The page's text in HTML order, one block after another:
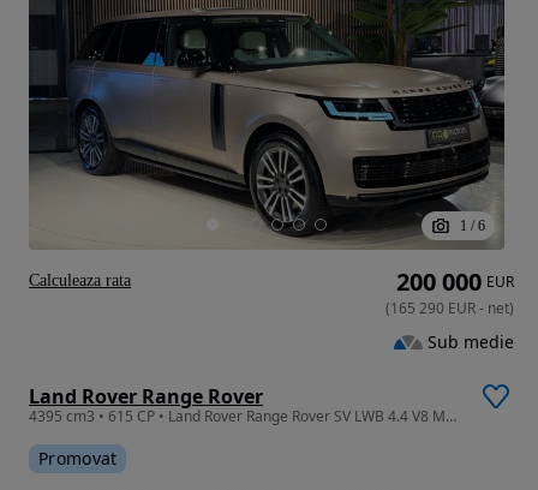
1 / 6
Land Rover Range Rover
4395 cm3 • 615 CP • Land Rover Range Rover SV LWB 4.4 V8 MHEV 615CP (2025)
Promovat
200 000 EUR
(165 290 EUR- net)
Sub medie
Calculeaza rata